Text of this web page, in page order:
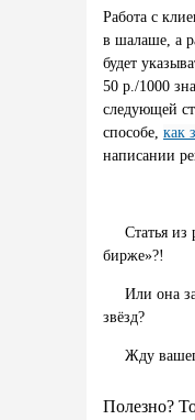
Работа с
в шалаше, а
будет
50 р./1000
следующей
способе, как
написании
Статья из
бирже»?!
Или она
звёзд?
Жду
Полезно?